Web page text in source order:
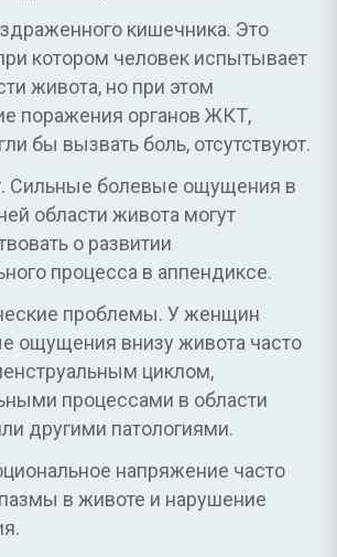
кишечника. Это
котором человек испытывает
живота, но при этом
поражения органов ЖКТ,
бы вызвать боль, отсутствуют.
Сильные болевые ощущения в
области живота могут
о развитии
процесса в аппендиксе.
проблемы. У женщин
ощущения внизу живота часто
циклом,
процессами в области
другими патологиями.
напряжение часто
в животе и нарушение